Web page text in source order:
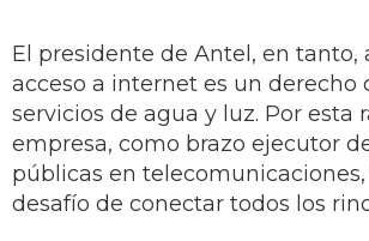
El presidente de Antel, en tanto,
acceso a internet es un derecho
servicios de agua y luz. Por esta
empresa, como brazo ejecutor
públicas en telecomunicaciones,
desafío de conectar todos los